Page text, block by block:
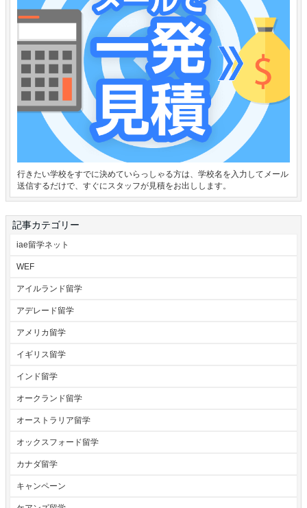
行きたい学校をすでに決めていらっしゃる方は、学校名を入力してメール
送信するだけで、すぐにスタッフが見積をお出しします。
記事カテゴリー
iae留学ネット
WEF
アイルランド留学
アデレード留学
アメリカ留学
イギリス留学
インド留学
オークランド留学
オーストラリア留学
オックスフォード留学
カナダ留学
キャンペーン